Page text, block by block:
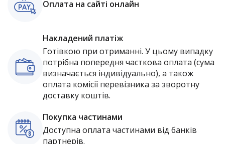
Оплата на сайті онлайн
Накладений платіж
Готівкою при отриманні. У цьому випадку
потрібна попередня часткова оплата (сума
визначається індивідуально), а також
оплата комісії перевізника за зворотну
доставку коштів.
Покупка частинами
Доступна оплата частинами від банків
партнерів.